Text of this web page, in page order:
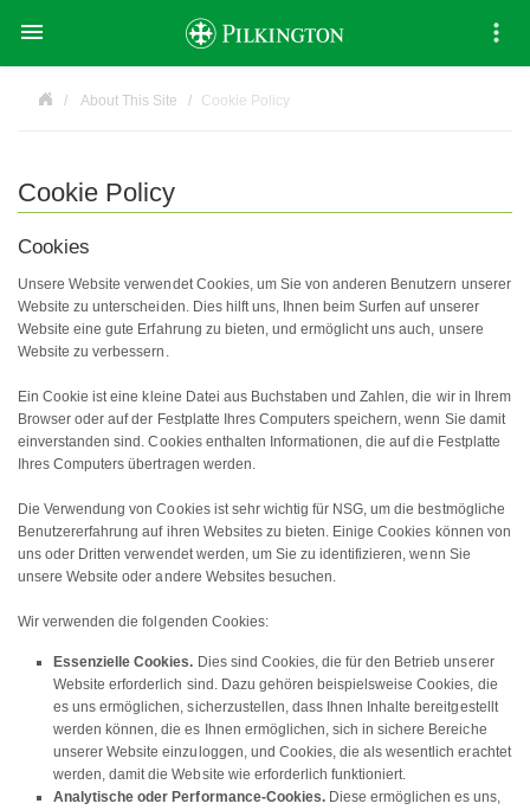

About This Site Cookie Policy
Cookie Policy
Cookies
Unsere Website verwendet Cookies, um Sie von anderen Benutzern unserer
Website zu unterscheiden. Dies hilft uns, Ihnen beim Surfen auf unserer
Website eine gute Erfahrung zu bieten, und ermöglicht uns auch, unsere
Website zu verbessern.
Ein Cookie ist eine kleine Datei aus Buchstaben und Zahlen, die wir in Ihrem
Browser oder auf der Festplatte Ihres Computers speichern, wenn Sie damit
einverstanden sind. Cookies enthalten Informationen, die auf die Festplatte
Ihres Computers übertragen werden.
Die Verwendung von Cookies ist sehr wichtig für NSG, um die bestmögliche
Benutzererfahrung auf ihren Websites zu bieten. Einige Cookies können von
uns oder Dritten verwendet werden, um Sie zu identifizieren, wenn Sie
unsere Website oder andere Websites besuchen.
Wir verwenden die folgenden Cookies:
Essenzielle Cookies. Dies sind Cookies, die für den Betrieb unserer
Website erforderlich sind. Dazu gehören beispielsweise Cookies, die
es uns ermöglichen, sicherzustellen, dass Ihnen Inhalte bereitgestellt
werden können, die es Ihnen ermöglichen, sich in sichere Bereiche
unserer Website einzuloggen, und Cookies, die als wesentlich erachtet
werden, damit die Website wie erforderlich funktioniert.
Analytische oder Performance-Cookies.Diese ermöglichen es uns,